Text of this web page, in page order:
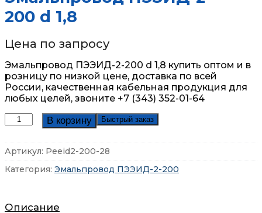
200 d 1,8
Цена по запросу
Эмальпровод ПЭЭИД-2-200 d 1,8 купить оптом и в
розницу по низкой цене, доставка по всей
России, качественная кабельная продукция для
любых целей, звоните +7 (343) 352-01-64
Количество
ПЭЭИД-2-
d
В корзину Быстрый заказ
Артикул: Peeid2-200-28
Категория: Эмальпровод ПЭЭИД-2-200
Описание